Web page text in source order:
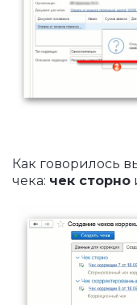
Как говорилось
чека: чек сторно